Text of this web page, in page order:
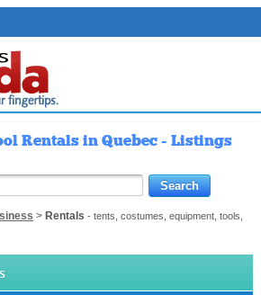
Rentals in Quebec - Listings
> Rentals - tents, costumes, equipment, tools,